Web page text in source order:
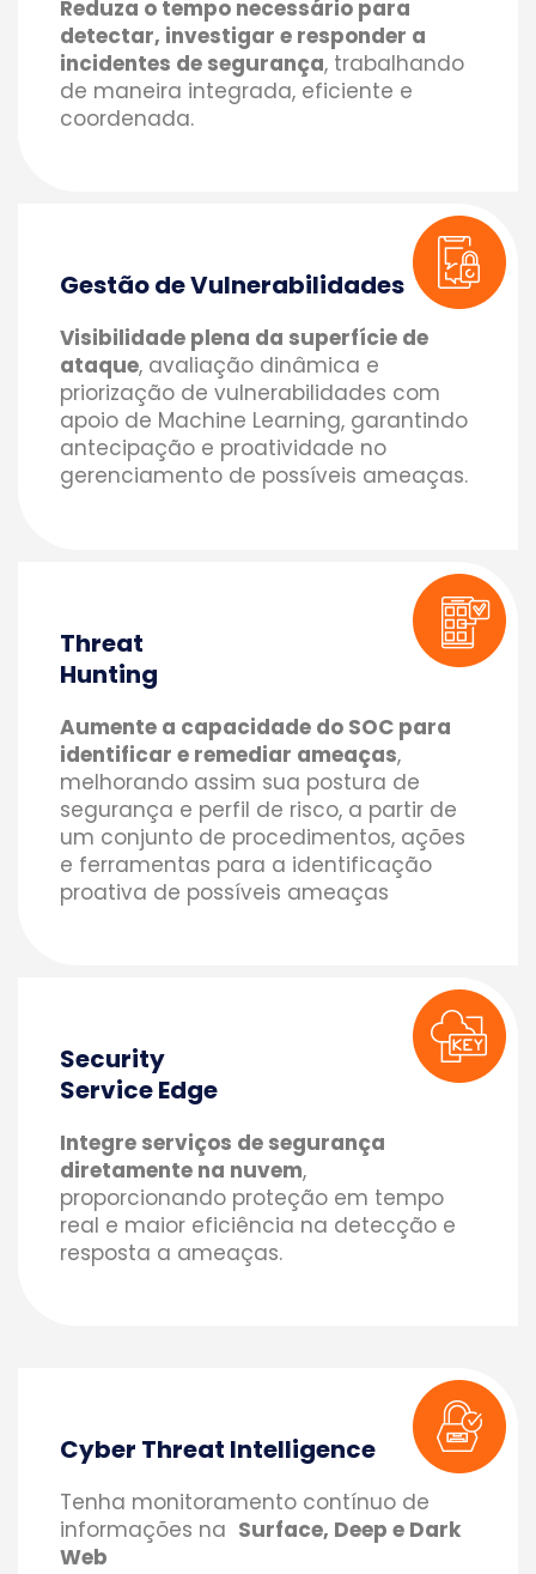
Reduza o tempo necessário para
detectar, investigar e responder a
incidentes de segurança, trabalhando
de maneira integrada, eficiente e
coordenada.
Gestão de Vulnerabilidades
Visibilidade plena da superfície de
ataque, avaliação dinâmica e
priorização de vulnerabilidades com
apoio de Machine Learning, garantindo
antecipação e proatividade no
gerenciamento de possíveis ameaças.
Threat
Hunting
Aumente a capacidade do SOC para
identificar e remediar ameaças,
melhorando assim sua postura de
segurança e perfil de risco, a partir de
um conjunto de procedimentos, ações
e ferramentas para a identificação
proativa de possíveis ameaças
Security
Service Edge
Integre serviços de segurança
diretamente na nuvem,
proporcionando proteção em tempo
real e maior eficiência na detecção e
resposta a ameaças.
Cyber Threat Intelligence
Tenha monitoramento contínuo de
informações na Surface, Deep e Dark
Web